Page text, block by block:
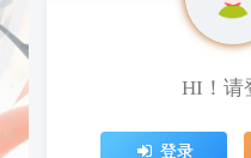
HI！请
登录
HI！请
登录